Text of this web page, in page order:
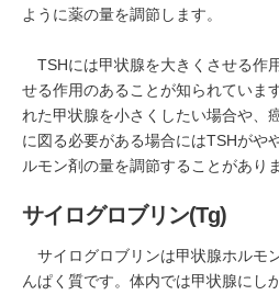
ように薬の量を調節します。
TSHには甲状腺を大きくさせる作
せる作用のあることが知られていま
れた甲状腺を小さくしたい場合や、
に図る必要がある場合にはTSHがや
ルモン剤の量を調節することがありま
サイログロブリン(Tg)
サイログロブリンは甲状腺ホルモ
んぱく質です。体内では甲状腺にし